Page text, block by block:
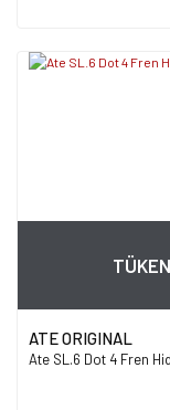
ATE ORIGINAL
Ate SL.6 Dot 4 Fren